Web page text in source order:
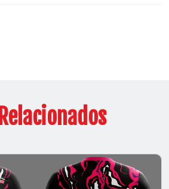
Relacionados